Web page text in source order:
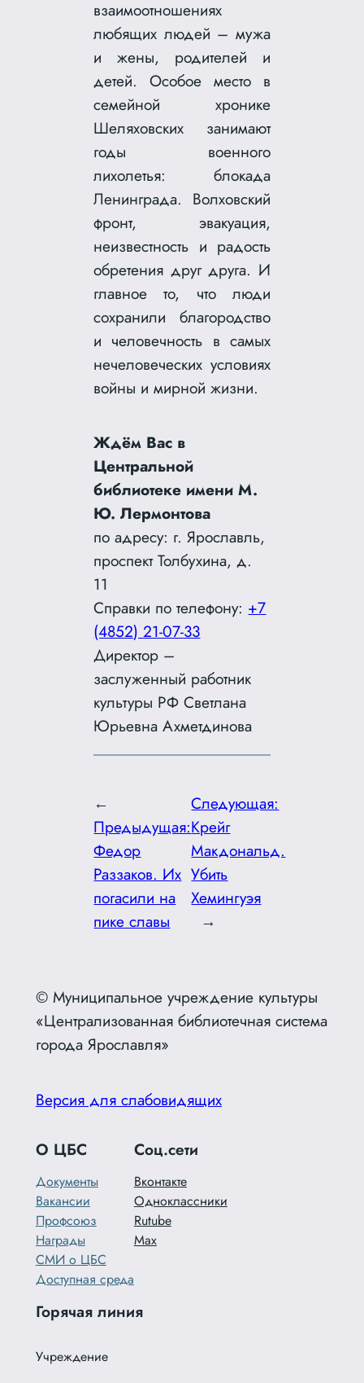
взаимоотношениях
любящих людей – мужа
и жены, родителей и
детей. Особое место в
семейной хронике
Шеляховских занимают
годы военного
лихолетья: блокада
Ленинграда. Волховский
фронт, эвакуация,
неизвестность и радость
обретения друг друга. И
главное то, что люди
сохранили благородство
и человечность в самых
нечеловеческих условиях
войны и мирной жизни.
Ждём Вас в
Центральной
библиотеке имени М.
Ю. Лермонтова
по адресу: г. Ярославль,
проспект Толбухина, д.
11
Справки по телефону: +7
(4852) 21-07-33
Директор –
заслуженный работник
культуры РФ Светлана
Юрьевна Ахметдинова
←
Предыдущая:
Федор
Раззаков. Их
погасили на
пике славы
Следующая:
Крейг
Макдональд.
Убить
Хемингуэя
→
© Муниципальное учреждение культуры
«Централизованная библиотечная система
города Ярославля»
Версия для слабовидящих
О ЦБС
Документы
Вакансии
Профсоюз
Награды
СМИ о ЦБС
Доступная среда
Соц.сети
Вконтакте
Одноклассники
Rutube
Max
Горячая линия
Учреждение